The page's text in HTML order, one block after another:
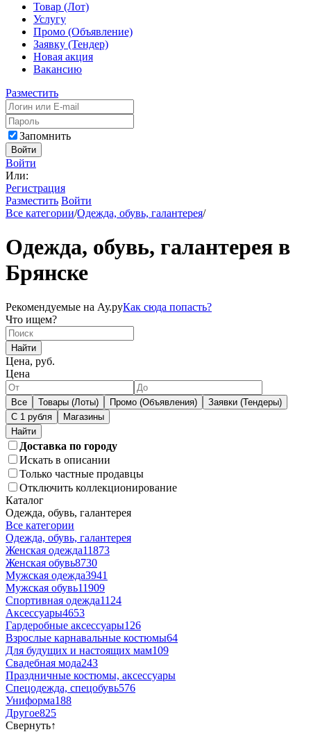
Товар (Лот)
Услугу
Промо (Объявление)
Заявку (Тендер)
Новая акция
Вакансию
Разместить
Запомнить
Войти
Войти
Или:
Регистрация
Разместить Войти
Все категории/Одежда, обувь, галантерея/
Одежда, обувь, галантерея в
Брянске
Рекомендуемые на Ау.руКак сюда попасть?
Что ищем?
Найти
Цена, руб.
Цена
Все Товары (Лоты) Промо (Объявления)
Заявки (Тендеры)
С 1 рубля
Магазины
Доставка по городу
Искать в описании
Только частные продавцы
Отключить коллекционирование
Каталог
Одежда, обувь, галантерея
Все категории
Одежда, обувь, галантерея
Женская одежда11873
Женская обувь8730
Мужская одежда3941
Мужская обувь11909
Спортивная одежда1124
Аксессуары4653
Гардеробные аксессуары126
Взрослые карнавальные костюмы64
Для будущих и настоящих мам109
Свадебная мода243
Праздничные костюмы, аксессуары
Спецодежда, спецобувь576
Униформа188
Другое825
Свернуть↑